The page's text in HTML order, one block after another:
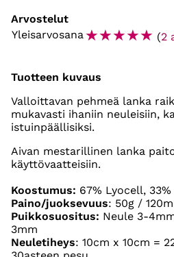
Arvostelut
Yleisarvosana☆☆☆☆☆ (2
Tuotteen kuvaus
Valloittavan pehmeä lanka
mukavasti ihaniin neuleisiin,
istuinpäällisiksi.
Aivan mestarillinen lanka
käyttövaatteisiin.
Koostumus: 67% Lyocell,
Paino/juoksevuus: 50g / 120m
Puikkosuositus: Neule 3-
3mm
Neuletiheys: 10cm x 10cm =